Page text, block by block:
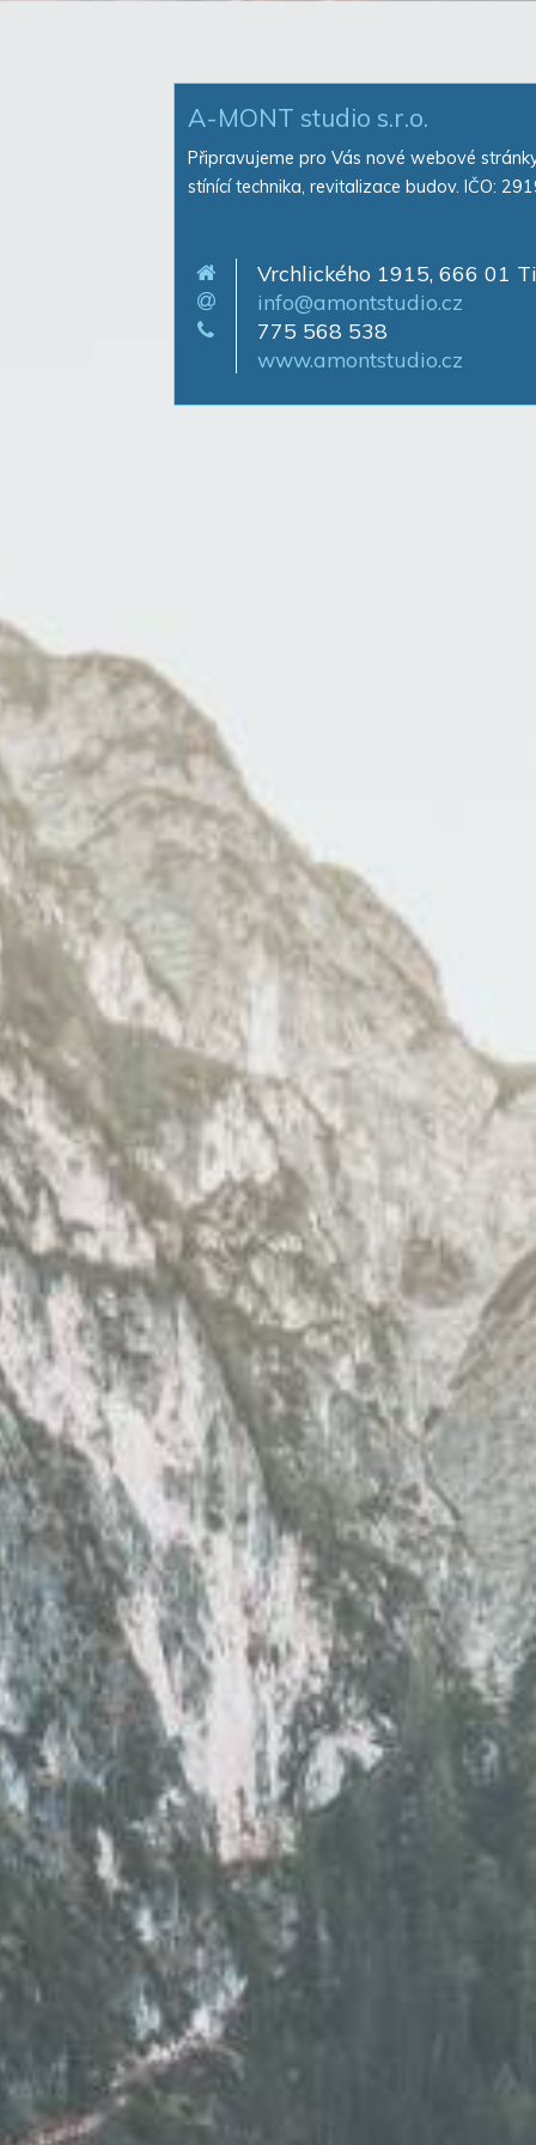
A-MONT studio s.r.o.
Připravujeme pro Vás nové webové
stínící technika, revitalizace budov. IČO:
Vrchlického 1915, 666 01
info@amontstudio.cz
775 568 538
www.amontstudio.cz